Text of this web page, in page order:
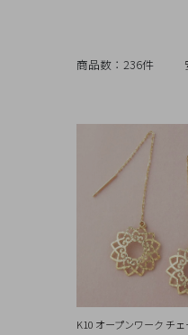
商品数：236件
K10 オープンワーク チ